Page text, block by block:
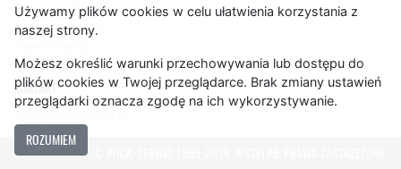
Używamy plików cookies w celu ułatwienia korzystania z
naszej strony.
Możesz określić warunki przechowywania lub dostępu do
plików cookies w Twojej przeglądarce. Brak zmiany ustawień
przeglądarki oznacza zgodę na ich wykorzystywanie.
ROZUMIEM
Formy płatności
Koszty wysyłki
Regulamin
KONTAKT
bok@rockserwis.pl